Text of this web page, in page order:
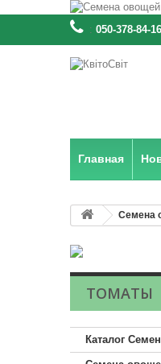
: 050-378-84-
Главная
Семена
ТОМАТЫ
Каталог